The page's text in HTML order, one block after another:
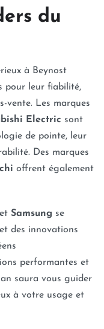
du
à Beynost
pour leur fiabilité,
vente. Les marques
Electric sont
de pointe, leur
Des marques
offrent également
et Samsung se
des innovations
performantes et
saura vous guider
à votre usage et